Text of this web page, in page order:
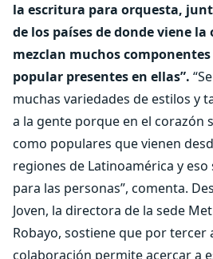
la escritura para orquesta,
de los países de donde viene la
mezclan muchos
popular presentes en ellas”.
muchas variedades de estilos y
a la gente porque en el corazón
como populares que vienen
regiones de Latinoamérica y
para las personas”, comenta.
Joven, la directora de la sede
Robayo, sostiene que por tercer
colaboración permite acercar a